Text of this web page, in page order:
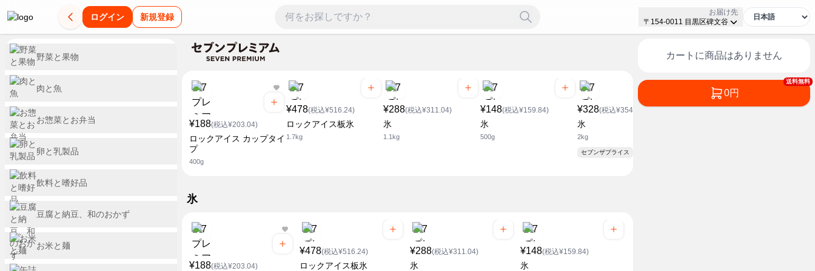
ログイン 新規登録
お届け先
〒154-0011 目黒区碑文谷
¥188(税込¥203.04)
ロックアイス カップタイ
プ
400g
¥478(税込¥516.24)
ロックアイス板氷
1.7kg
¥288(税込¥311.04)
氷
1.1kg
¥148(税込¥159.84)
氷
500g
¥328(税込¥354.24)
氷
2kg
セブンザプライス
氷
¥188(税込¥203.04)
¥478(税込¥516.24)
ロックアイス板氷
¥288(税込¥311.04)
氷
¥148(税込¥159.84)
氷
カートに商品はありません
送料無料
0円
野菜と果物
肉と魚
お惣菜とお弁当
卵と乳製品
飲料と嗜好品
豆腐と納豆、和のおかず
お米と麺